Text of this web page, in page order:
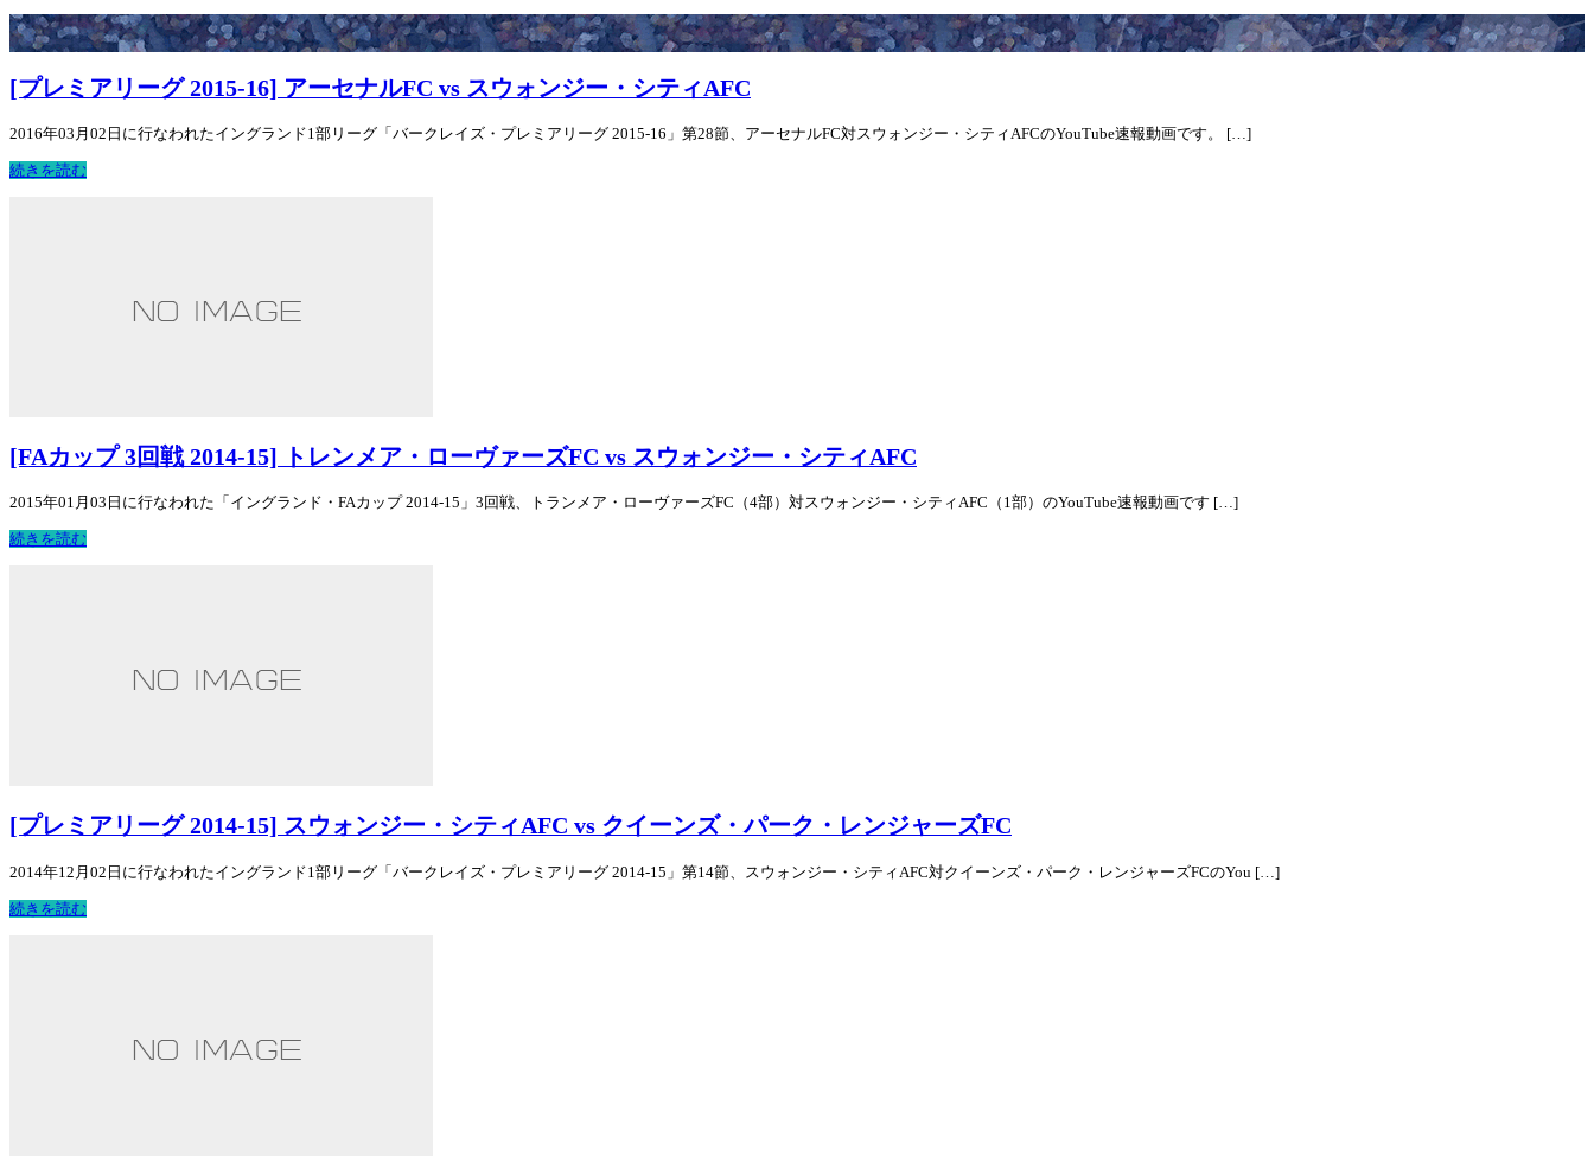
[プレミアリーグ 2015-16] アーセナルFC vs スウォンジー・シティAFC
2016年03月02日に行なわれたイングランド1部リーグ「バークレイズ・プレミアリーグ 2015-16」第28節、アーセナルFC対スウォンジー・シティAFCのYouTube速報動画です。 […]
続きを読む
[FAカップ 3回戦 2014-15] トレンメア・ローヴァーズFC vs スウォンジー・シティAFC
2015年01月03日に行なわれた「イングランド・FAカップ 2014-15」3回戦、トランメア・ローヴァーズFC（4部）対スウォンジー・シティAFC（1部）のYouTube速報動画です […]
続きを読む
[プレミアリーグ 2014-15] スウォンジー・シティAFC vs クイーンズ・パーク・レンジャーズFC
2014年12月02日に行なわれたイングランド1部リーグ「バークレイズ・プレミアリーグ 2014-15」第14節、スウォンジー・シティAFC対クイーンズ・パーク・レンジャーズFCのYou […]
続きを読む